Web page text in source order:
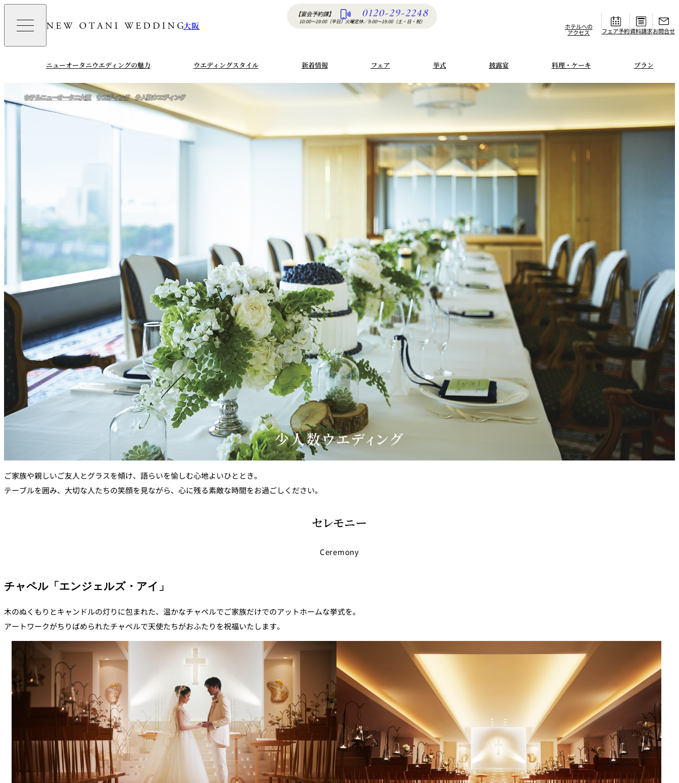
大阪 ホテルへの
アクセス フェア 資料請求お問合せ
ニューオータニウエディングの魅力 ウエディングスタイル 新着情報 フェア 挙式 披露宴 料理・ケーキ プラン
少人数ウエディング
ホテルニューオータニ大阪 ウエディング 少人数ウエディング
ご家族や親しいご友人とグラスを傾け、語らいを愉しむ心地よいひととき。
テーブルを囲み、大切な人たちの笑顔を見ながら、心に残る素敵な時間をお過ごしください。
セレモニー
Ceremony
チャペル「エンジェルズ・アイ」
木のぬくもりとキャンドルの灯りに包まれた、温かなチャペルでご家族だけでのアットホームな挙式を。
アートワークがちりばめられたチャペルで天使たちがおふたりを祝福いたします。
【宴会予約課】 0120-29-2248
10:00〜19:00（平日）火曜定休／9:00〜19:00（土・日・祝）